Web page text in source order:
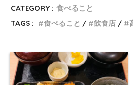
CATEGORY : 食べること
TAGS :
食べること 飲食店